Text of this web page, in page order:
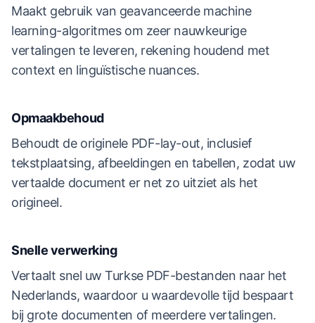
Maakt gebruik van geavanceerde machine
learning-algoritmes om zeer nauwkeurige
vertalingen te leveren, rekening houdend met
context en linguïstische nuances.
Opmaakbehoud
Behoudt de originele PDF-lay-out, inclusief
tekstplaatsing, afbeeldingen en tabellen, zodat uw
vertaalde document er net zo uitziet als het
origineel.
Snelle verwerking
Vertaalt snel uw Turkse PDF-bestanden naar het
Nederlands, waardoor u waardevolle tijd bespaart
bij grote documenten of meerdere vertalingen.